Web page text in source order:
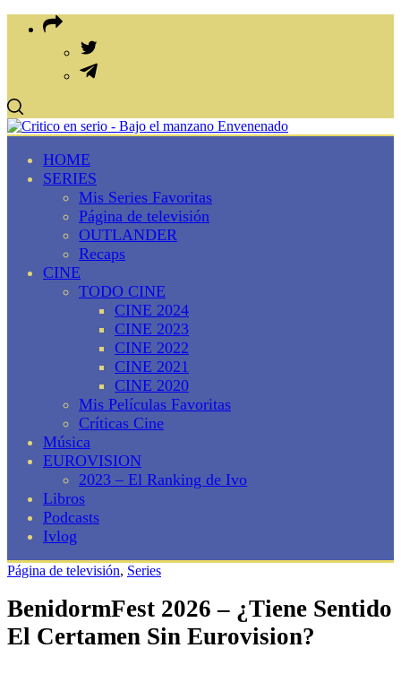
HOME
SERIES
Mis Series Favoritas
Página de televisión
OUTLANDER
Recaps
CINE
TODO CINE
CINE 2024
CINE 2023
CINE 2022
CINE 2021
CINE 2020
Mis Películas Favoritas
Críticas Cine
Música
EUROVISION
2023 – El Ranking de Ivo
Libros
Podcasts
Ivlog
Página de televisión, Series
BenidormFest 2026 – ¿Tiene Sentido
El Certamen Sin Eurovision?